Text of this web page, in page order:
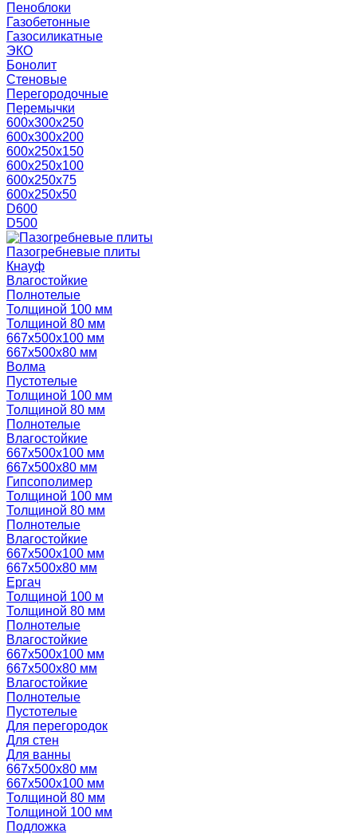
Пеноблоки
Газобетонные
Газосиликатные
ЭКО
Бонолит
Стеновые
Перегородочные
Перемычки
600х300х250
600х300х200
600х250х150
600х250х100
600х250х75
600х250х50
D600
D500
Пазогребневые плиты
Кнауф
Влагостойкие
Полнотелые
Толщиной 100 мм
Толщиной 80 мм
667х500х100 мм
667х500х80 мм
Волма
Пустотелые
Толщиной 100 мм
Толщиной 80 мм
Полнотелые
Влагостойкие
667х500х100 мм
667х500х80 мм
Гипсополимер
Толщиной 100 мм
Толщиной 80 мм
Полнотелые
Влагостойкие
667х500х100 мм
667х500х80 мм
Ергач
Толщиной 100 м
Толщиной 80 мм
Полнотелые
Влагостойкие
667х500х100 мм
667х500х80 мм
Влагостойкие
Полнотелые
Пустотелые
Для перегородок
Для стен
Для ванны
667х500х80 мм
667х500х100 мм
Толщиной 80 мм
Толщиной 100 мм
Подложка